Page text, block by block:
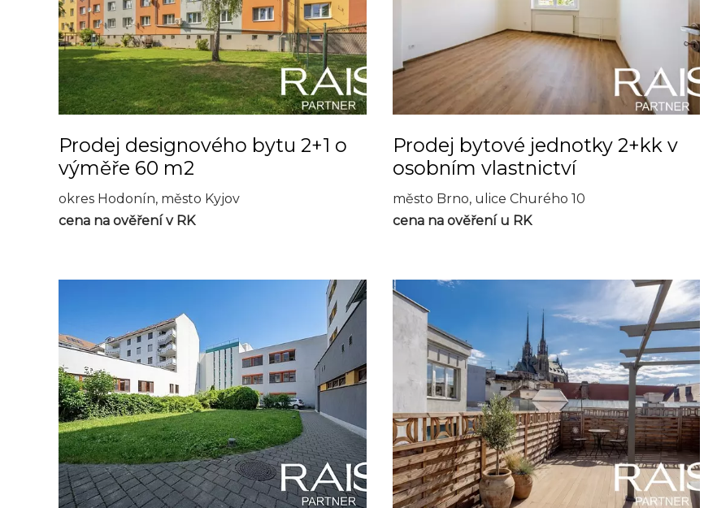
Prodej designového bytu 2+1 o
výměře 60 m2
okres Hodonín, město Kyjov
cena na ověření v RK
Prodej bytové jednotky 2+kk v
osobním vlastnictví
město Brno, ulice Churého 10
cena na ověření u RK